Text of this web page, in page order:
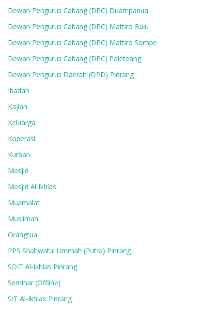
Dewan Pengurus Cabang (DPC) Duampanua
Dewan Pengurus Cabang (DPC) Mattiro Bulu
Dewan Pengurus Cabang (DPC) Mattiro Sompe
Dewan Pengurus Cabang (DPC) Paleteang
Dewan Pengurus Daerah (DPD) Pinrang
Ibadah
Kajian
Keluarga
Koperasi
Kurban
Masjid
Masjid Al Ikhlas
Muamalat
Muslimah
Orangtua
PPS Shahwatul Ummah (Putra) Pinrang
SDIT Al-Ikhlas Pinrang
Seminar (Offline)
SIT Al-Ikhlas Pinrang